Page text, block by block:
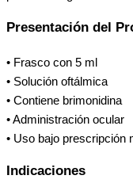
Presentación del
• Frasco con 5 ml
• Solución oftálmica
• Contiene brimonidina
• Administración ocular
• Uso bajo prescripción
Indicaciones